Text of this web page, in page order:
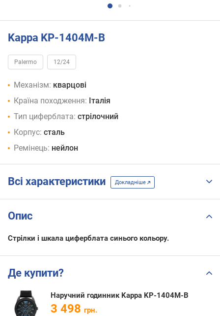
Kappa KP-1404M-B
Palermo 12/24
Механізм: кварцові
Країна походження: Італія
Тип циферблата: стрілочний
Корпус: сталь
Ремінець: нейлон
Всі характеристики Докладніше
Опис
Стрілки і шкала циферблата синього кольору.
Де купити?
Наручний годинник Kappa KP-1404M-B
3 498 грн.